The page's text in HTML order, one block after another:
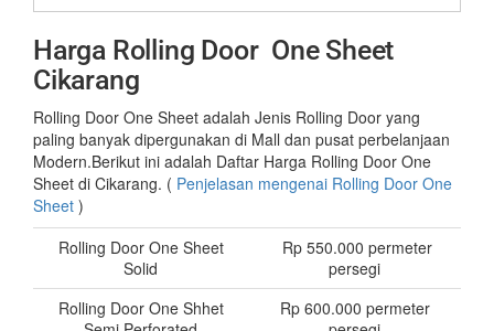
Harga Rolling Door One Sheet
Cikarang
Rolling Door One Sheet adalah Jenis Rolling Door yang
paling banyak dipergunakan di Mall dan pusat perbelanjaan
Modern.Berikut ini adalah Daftar Harga Rolling Door One
Sheet di Cikarang. ( Penjelasan mengenai Rolling Door One
Sheet )
Rolling Door One Sheet
Solid
Rp 550.000 permeter
persegi
Rolling Door One Shhet
Rp 600.000 permeter